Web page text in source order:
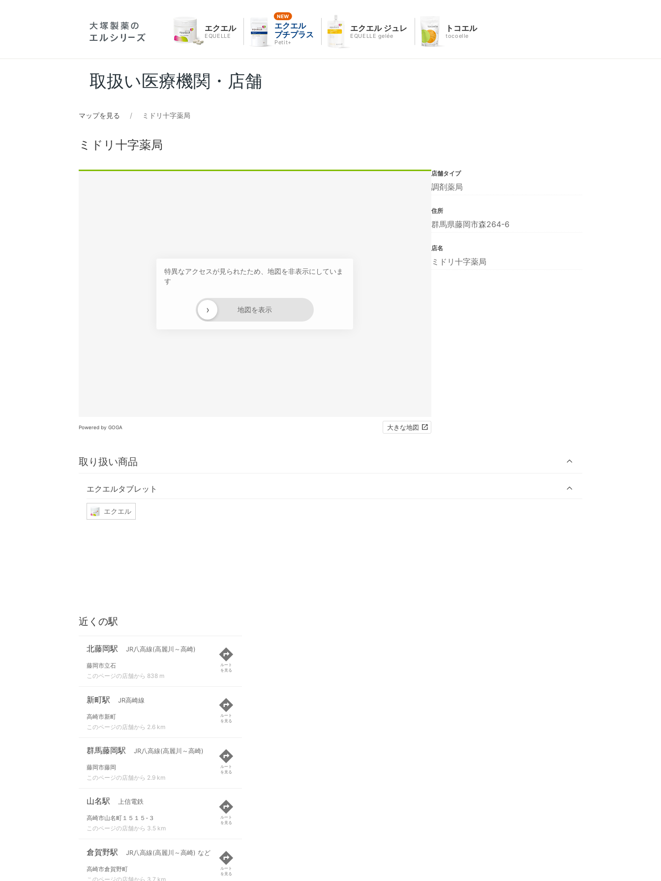
エクエル
EQUELLE
エクエル
プチプラス
Petit+
エクエル ジュレ
EQUELLE gelée
トコエル
tocoelle
取扱い医療機関・店舗
マップを見る ミドリ十字薬局
ミドリ十字薬局
特異なアクセスが見られたため、地図を非表示にしていま
す
地図を表示
›
Powered by GOGA 大きな地図
取り扱い商品
エクエルタブレット
エクエル
店舗タイプ
調剤薬局
住所
群馬県藤岡市森264-6
店名
ミドリ十字薬局
近くの駅
北藤岡駅 JR八高線(高麗川～高崎)
藤岡市立石
このページの店舗から 838 m
ルート
を見る
新町駅 JR高崎線
高崎市新町
このページの店舗から 2.6 km
ルート
を見る
群馬藤岡駅 JR八高線(高麗川～高崎)
藤岡市藤岡
このページの店舗から 2.9 km
ルート
を見る
山名駅 上信電鉄
高崎市山名町１５１５-３
このページの店舗から 3.5 km
ルート
を見る
倉賀野駅 JR八高線(高麗川～高崎) など
高崎市倉賀野町
このページの店舗から 3.7 km
ルート
を見る